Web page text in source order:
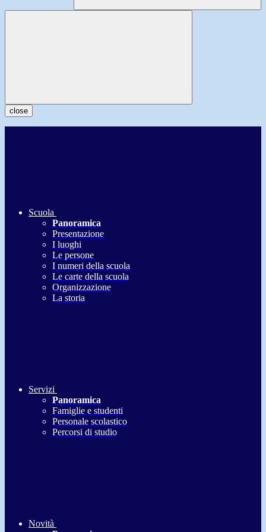
close
Scuola
Panoramica
Presentazione
I luoghi
Le persone
I numeri della scuola
Le carte della scuola
Organizzazione
La storia
Servizi
Panoramica
Famiglie e studenti
Personale scolastico
Percorsi di studio
Novità